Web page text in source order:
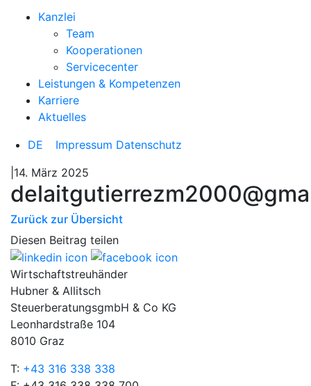
Kanzlei
Team
Kooperationen
Servicecenter
Leistungen & Kompetenzen
Karriere
Aktuelles
DE
Impressum Datenschutz
|14. März 2025
Zurück zur Übersicht
Diesen Beitrag teilen
Wirtschaftstreuhänder
Hubner & Allitsch
SteuerberatungsgmbH & Co KG
Leonhardstraße 104
8010 Graz
T: +43 316 338 338